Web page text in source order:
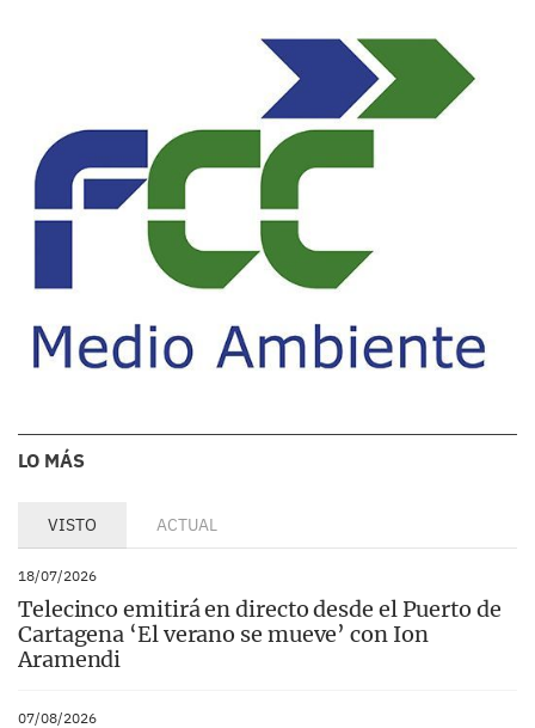
LO MÁS
VISTO ACTUAL
18/07/2026
Telecinco emitirá en directo desde el Puerto de
Cartagena ‘El verano se mueve’ con Ion
Aramendi
07/08/2026